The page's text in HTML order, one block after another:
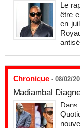
Le
être
en
Chronique - 08/02/
Madiambal